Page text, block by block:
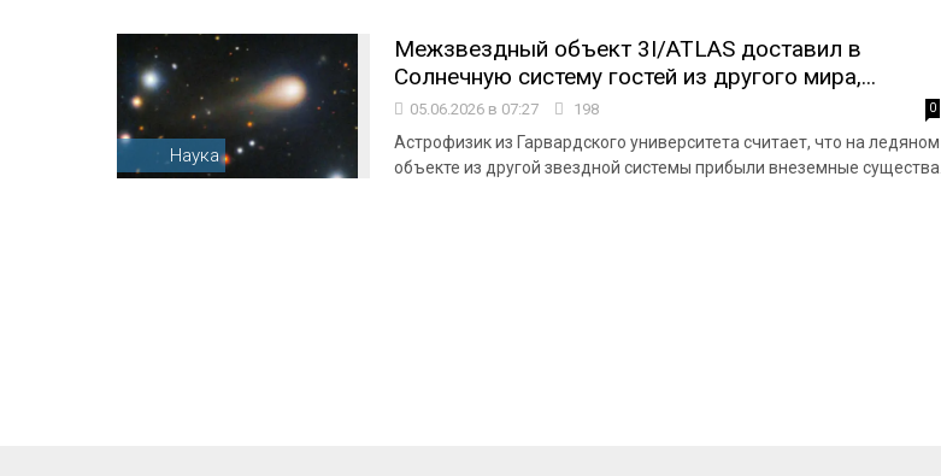
Наука
Межзвездный объект 3I/ATLAS доставил в
Солнечную систему гостей из другого мира,...
05.06.2026 в 07:27 198 0
Астрофизик из Гарвардского университета считает, что на ледяном
объекте из другой звездной системы прибыли внеземные существа.